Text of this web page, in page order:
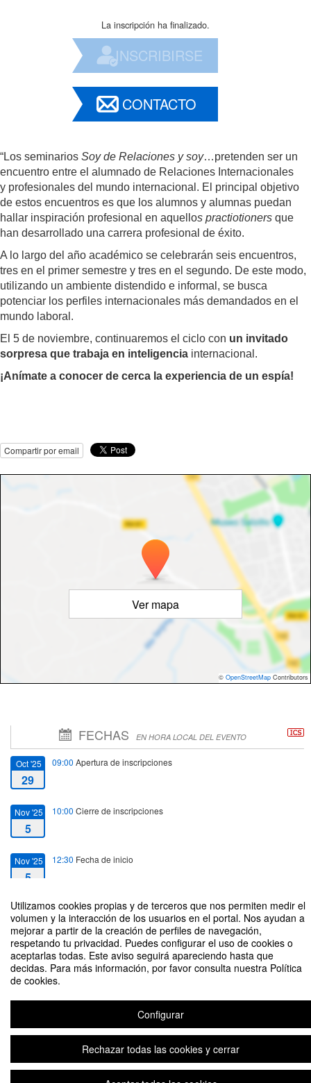
Utilizamos cookies propias y de terceros que nos permiten medir el
volumen y la interacción de los usuarios en el portal. Nos ayudan a
mejorar a partir de la creación de perfiles de navegación,
respetando tu privacidad. Puedes configurar el uso de cookies o
aceptarlas todas. Este aviso seguirá apareciendo hasta que
decidas. Para más información, por favor consulta nuestra Política
de cookies.
Configurar
Rechazar todas las cookies y cerrar
La inscripción ha finalizado.
INSCRIBIRSE
CONTACTO
“Los seminarios Soy de Relaciones y soy…pretenden ser un
encuentro entre el alumnado de Relaciones Internacionales
y profesionales del mundo internacional. El principal objetivo
de estos encuentros es que los alumnos y alumnas puedan
hallar inspiración profesional en aquellos practiotioners que
han desarrollado una carrera profesional de éxito.
A lo largo del año académico se celebrarán seis encuentros,
tres en el primer semestre y tres en el segundo. De este modo,
utilizando un ambiente distendido e informal, se busca
potenciar los perfiles internacionales más demandados en el
mundo laboral.
El 5 de noviembre, continuaremos el ciclo con un invitado
sorpresa que trabaja en inteligencia internacional.
¡Anímate a conocer de cerca la experiencia de un espía!
Compartir por email
Ver mapa
© OpenStreetMap Contributors
FECHAS EN HORA LOCAL DEL EVENTO
Oct '25
29
09:00 Apertura de inscripciones
Nov '25
5
10:00 Cierre de inscripciones
Nov '25
5
12:30 Fecha de inicio
Nov '25
5
14:00Fecha de fin
Plataforma de organización de eventos Symposium